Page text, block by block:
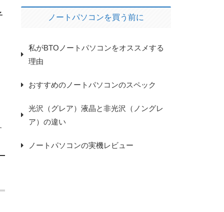
ノートパソコンを買う前に
私がBTOノートパソコンをオススメする
理由
おすすめのノートパソコンのスペック
光沢（グレア）液晶と非光沢（ノングレ
ア）の違い
ノートパソコンの実機レビュー